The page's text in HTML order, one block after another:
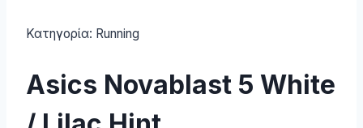
Κατηγορία: Running
Asics Novablast 5 White